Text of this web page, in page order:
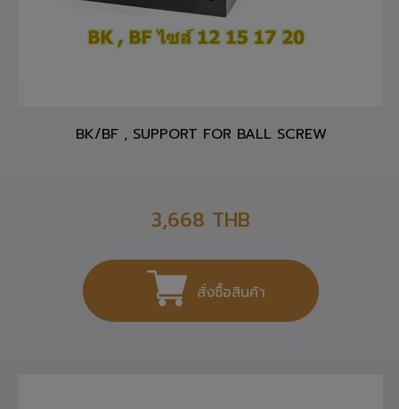
BK/BF , SUPPORT FOR BALL SCREW
3,668 THB
สั่งซื้อสินค้า